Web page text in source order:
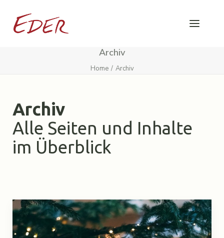
Archiv
Home Archiv
Archiv
Alle Seiten und Inhalte
im Überblick